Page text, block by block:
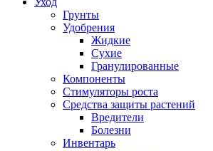
Грунты
Удобрения
Жидкие
Сухие
Гранулированные
Компоненты
Стимуляторы роста
Средства защиты растений
Вредители
Болезни
Инвентарь